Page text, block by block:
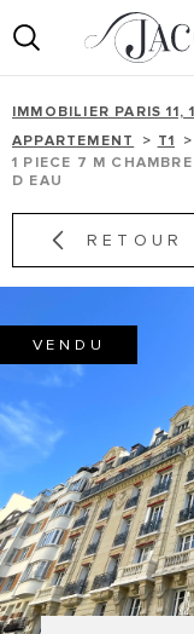
:la
recherche
au
menu
principal
au
contenu
IMMOBILIER PARIS 11,
APPARTEMENT
T1
1 PIECE 7 M
D EAU
RETOUR
VENDU